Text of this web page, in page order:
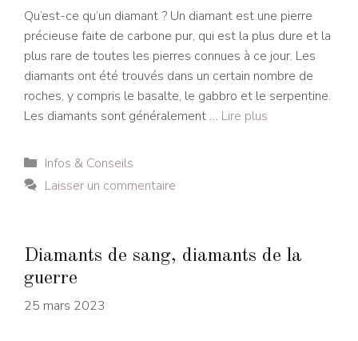
Qu’est-ce qu’un diamant ? Un diamant est une pierre
précieuse faite de carbone pur, qui est la plus dure et la
plus rare de toutes les pierres connues à ce jour. Les
diamants ont été trouvés dans un certain nombre de
roches, y compris le basalte, le gabbro et le serpentine.
Les diamants sont généralement … Lire plus
Catégories
Infos & Conseils
Laisser un commentaire
Diamants de sang, diamants de la
guerre
25 mars 2023